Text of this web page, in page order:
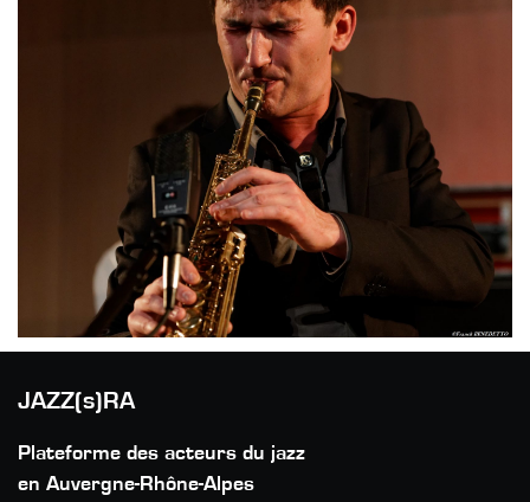
JAZZ(s)RA
Plateforme des acteurs du jazz
en Auvergne-Rhône-Alpes